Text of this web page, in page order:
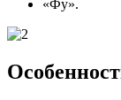
«Фу».